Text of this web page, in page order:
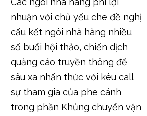
Các ngôi nhà hàng phi lợi
nhuận với chủ yếu che đề nghị
cấu kết ngôi nhà hàng nhiều
số buổi hội thảo, chiến dịch
quảng cáo truyền thông để
sâu xa nhấn thức với kêu call
sự tham gia của phe cánh
trong phần Khủng chuyển vận